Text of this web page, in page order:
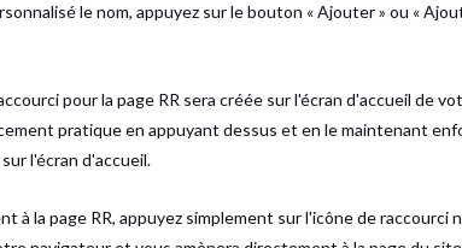
le nom, appuyez sur le bouton « Ajouter » ou «
pour la page RR sera créée sur l'écran d'accueil de
pratique en appuyant dessus et en le maintenant
l'écran d'accueil.
à la page RR, appuyez simplement sur l'icône de